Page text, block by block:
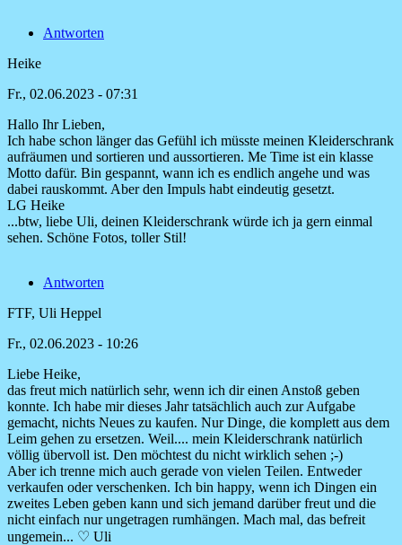
aber
von
Antworten
Heike
Fr., 02.06.2023 - 07:31
Hallo Ihr Lieben,
Ich habe schon länger das Gefühl ich müsste meinen Kleiderschrank
aufräumen und sortieren und aussortieren. Me Time ist ein klasse
Motto dafür. Bin gespannt, wann ich es endlich angehe und was
dabei rauskommt. Aber den Impuls habt eindeutig gesetzt.
LG Heike
...btw, liebe Uli, deinen Kleiderschrank würde ich ja gern einmal
sehen. Schöne Fotos, toller Stil!
Antworten
FTF, Uli Heppel
Fr., 02.06.2023 - 10:26
Antwort
auf
Hallo
Ihr
Lieben,
von
Heike
Liebe Heike,
das freut mich natürlich sehr, wenn ich dir einen Anstoß geben
konnte. Ich habe mir dieses Jahr tatsächlich auch zur Aufgabe
gemacht, nichts Neues zu kaufen. Nur Dinge, die komplett aus dem
Leim gehen zu ersetzen. Weil.... mein Kleiderschrank natürlich
völlig übervoll ist. Den möchtest du nicht wirklich sehen ;-)
Aber ich trenne mich auch gerade von vielen Teilen. Entweder
verkaufen oder verschenken. Ich bin happy, wenn ich Dingen ein
zweites Leben geben kann und sich jemand darüber freut und die
nicht einfach nur ungetragen rumhängen. Mach mal, das befreit
ungemein... ♡ Uli